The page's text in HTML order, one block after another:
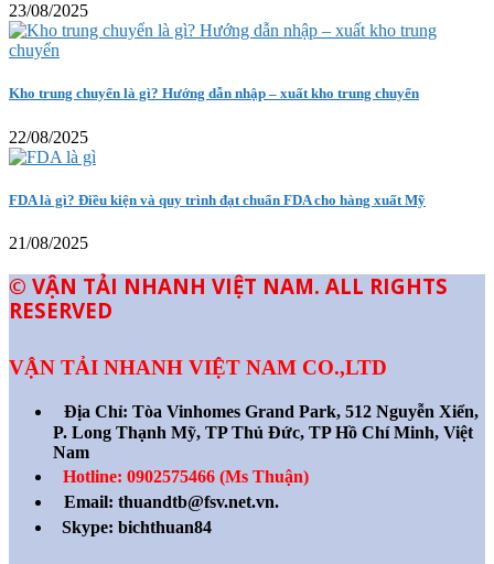
23/08/2025
Kho trung chuyển là gì? Hướng dẫn nhập – xuất kho trung chuyển
22/08/2025
FDA là gì? Điều kiện và quy trình đạt chuẩn FDA cho hàng xuất Mỹ
21/08/2025
© VẬN TẢI NHANH VIỆT NAM. ALL RIGHTS
RESERVED
VẬN TẢI NHANH VIỆT NAM CO.,LTD
Địa Chỉ: Tòa Vinhomes Grand Park, 512 Nguyễn Xiển,
P. Long Thạnh Mỹ, TP Thủ Đức, TP Hồ Chí Minh, Việt
Nam
Hotline: 0902575466 (Ms Thuận)
Email: thuandtb@fsv.net.vn.
Skype: bichthuan84